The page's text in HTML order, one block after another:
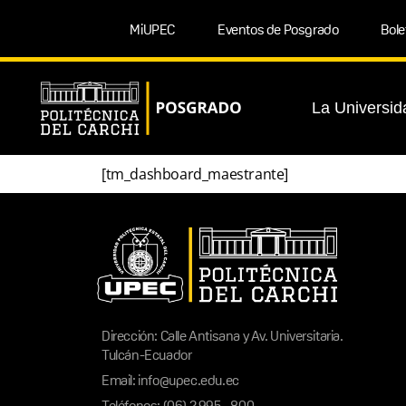
MiUPEC Eventos de Posgrado
La
[tm_dashboard_maestrante]
Dirección: Calle Antisana y Av. Universitaria.
Tulcán-Ecuador
Email: info@upec.edu.ec